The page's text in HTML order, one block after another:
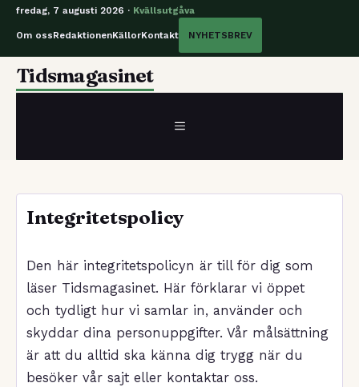
fredag, 7 augusti 2026 · Kvällsutgåva
Om ossRedaktionenKällorKontakt NYHETSBREV
Hoppa
Tidsmagasinet
MENY
Integritetspolicy
Den här integritetspolicyn är till för dig som
läser Tidsmagasinet. Här förklarar vi öppet
och tydligt hur vi samlar in, använder och
skyddar dina personuppgifter. Vår målsättning
är att du alltid ska känna dig trygg när du
besöker vår sajt eller kontaktar oss.